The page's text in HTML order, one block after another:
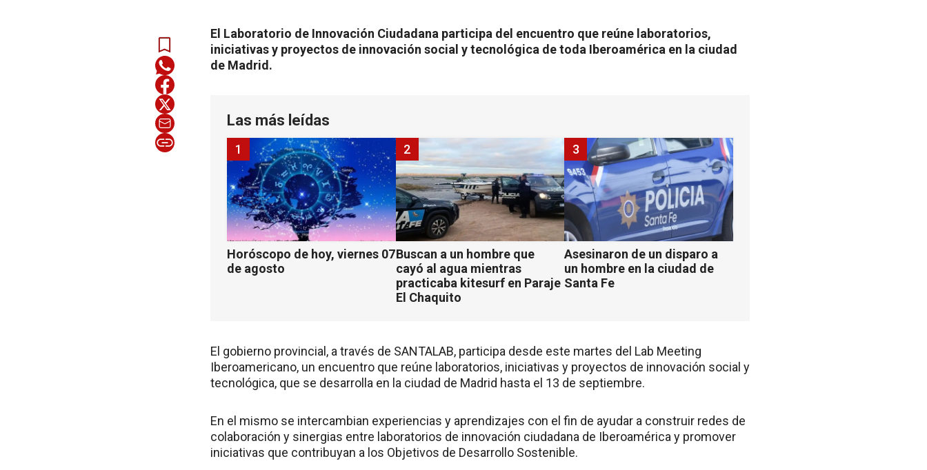
El Laboratorio de Innovación Ciudadana participa del encuentro que reúne laboratorios,
iniciativas y proyectos de innovación social y tecnológica de toda Iberoamérica en la ciudad
de Madrid.
Las más leídas
Horóscopo de hoy, viernes 07
de agosto
1
Buscan a un hombre que
cayó al agua mientras
practicaba kitesurf en Paraje
El Chaquito
2
Asesinaron de un disparo a
un hombre en la ciudad de
Santa Fe
3
El gobierno provincial, a través de SANTALAB, participa desde este martes del Lab Meeting
Iberoamericano, un encuentro que reúne laboratorios, iniciativas y proyectos de innovación social y
tecnológica, que se desarrolla en la ciudad de Madrid hasta el 13 de septiembre.
En el mismo se intercambian experiencias y aprendizajes con el fin de ayudar a construir redes de
colaboración y sinergias entre laboratorios de innovación ciudadana de Iberoamérica y promover
iniciativas que contribuyan a los Objetivos de Desarrollo Sostenible.